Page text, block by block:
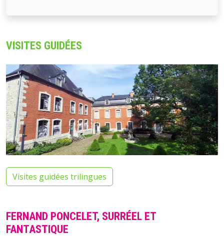
VISITES GUIDÉES
Visites guidées trilingues
FERNAND PONCELET, SURRÉEL ET
FANTASTIQUE